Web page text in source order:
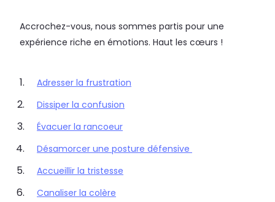
Accrochez-vous, nous sommes partis pour une
expérience riche en émotions. Haut les cœurs !
Adresser la frustration
Dissiper la confusion
Évacuer la rancoeur
Désamorcer une posture défensive
Accueillir la tristesse
Canaliser la colère